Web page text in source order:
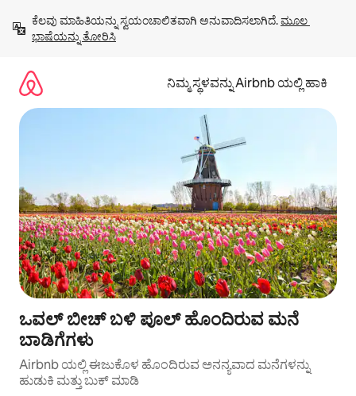
ಹೋಗಿ
ಕೆಲವು ಮಾಹಿತಿಯನ್ನು ಸ್ವಯಂಚಾಲಿತವಾಗಿ ಅನುವಾದಿಸಲಾಗಿದೆ. ಮೂಲ
ಭಾಷೆಯನ್ನು ತೋರಿಸಿ
ನಿಮ್ಮ ಸ್ಥಳವನ್ನು Airbnb ಯಲ್ಲಿ ಹಾಕಿ
ಒವಲ್ ಬೀಚ್ ಬಳಿ ಪೂಲ್ ಹೊಂದಿರುವ ಮನೆ
ಬಾಡಿಗೆಗಳು
Airbnb ಯಲ್ಲಿ ಈಜುಕೊಳ ಹೊಂದಿರುವ ಅನನ್ಯವಾದ ಮನೆಗಳನ್ನು
ಹುಡುಕಿ ಮತ್ತು ಬುಕ್ ಮಾಡಿ